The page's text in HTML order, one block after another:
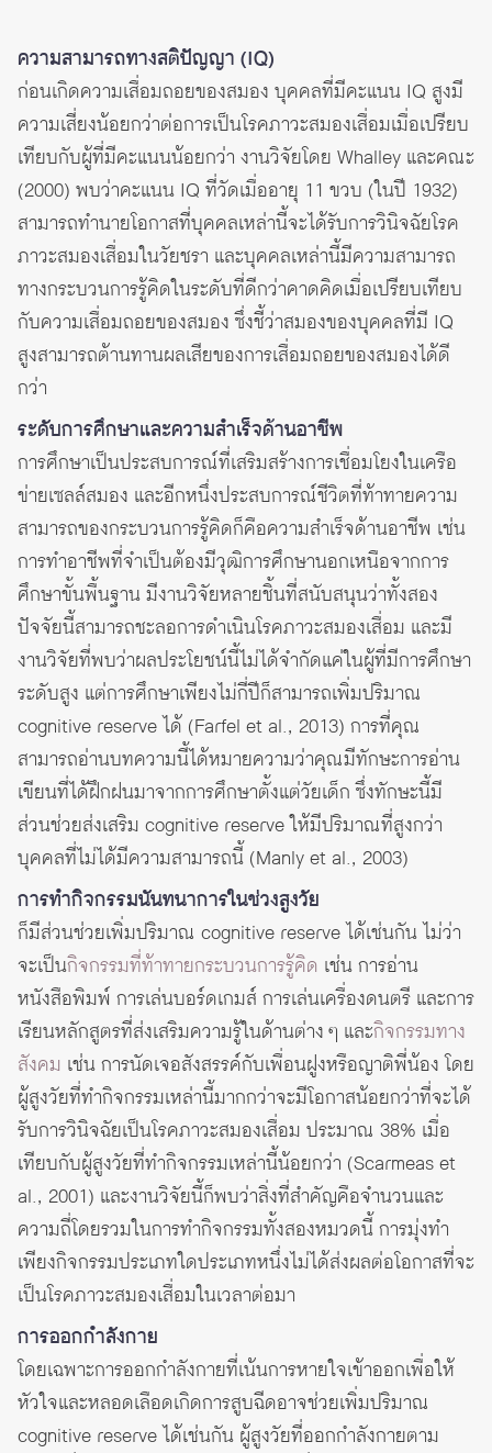
ความสามารถทางสติปัญญา (IQ)
ก่อนเกิดความเสื่อมถอยของสมอง บุคคลที่มีคะแนน IQ สูงมี
ความเสี่ยงน้อยกว่าต่อการเป็นโรคภาวะสมองเสื่อมเมื่อเปรียบ
เทียบกับผู้ที่มีคะแนนน้อยกว่า งานวิจัยโดย Whalley และคณะ
(2000) พบว่าคะแนน IQ ที่วัดเมื่ออายุ 11 ขวบ (ในปี 1932)
สามารถทำนายโอกาสที่บุคคลเหล่านี้จะได้รับการวินิจฉัยโรค
ภาวะสมองเสื่อมในวัยชรา และบุคคลเหล่านี้มีความสามารถ
ทางกระบวนการรู้คิดในระดับที่ดีกว่าคาดคิดเมื่อเปรียบเทียบ
กับความเสื่อมถอยของสมอง ซึ่งชี้ว่าสมองของบุคคลที่มี IQ
สูงสามารถต้านทานผลเสียของการเสื่อมถอยของสมองได้ดี
กว่า
ระดับการศึกษาและความสำเร็จด้านอาชีพ
การศึกษาเป็นประสบการณ์ที่เสริมสร้างการเชื่อมโยงในเครือ
ข่ายเซลล์สมอง และอีกหนึ่งประสบการณ์ชีวิตที่ท้าทายความ
สามารถของกระบวนการรู้คิดก็คือความสำเร็จด้านอาชีพ เช่น
การทำอาชีพที่จำเป็นต้องมีวุฒิการศึกษานอกเหนือจากการ
ศึกษาขั้นพื้นฐาน มีงานวิจัยหลายชิ้นที่สนับสนุนว่าทั้งสอง
ปัจจัยนี้สามารถชะลอการดำเนินโรคภาวะสมองเสื่อม และมี
งานวิจัยที่พบว่าผลประโยชน์นี้ไม่ได้จำกัดแค่ในผู้ที่มีการศึกษา
ระดับสูง แต่การศึกษาเพียงไม่กี่ปีก็สามารถเพิ่มปริมาณ
cognitive reserve ได้ (Farfel et al., 2013) การที่คุณ
สามารถอ่านบทความนี้ได้หมายความว่าคุณมีทักษะการอ่าน
เขียนที่ได้ฝึกฝนมาจากการศึกษาตั้งแต่วัยเด็ก ซึ่งทักษะนี้มี
ส่วนช่วยส่งเสริม cognitive reserve ให้มีปริมาณที่สูงกว่า
บุคคลที่ไม่ได้มีความสามารถนี้ (Manly et al., 2003)
การทำกิจกรรมนันทนาการในช่วงสูงวัย
ก็มีส่วนช่วยเพิ่มปริมาณ cognitive reserve ได้เช่นกัน ไม่ว่า
จะเป็นกิจกรรมที่ท้าทายกระบวนการรู้คิด เช่น การอ่าน
หนังสือพิมพ์ การเล่นบอร์ดเกมส์ การเล่นเครื่องดนตรี และการ
เรียนหลักสูตรที่ส่งเสริมความรู้ในด้านต่าง ๆ และกิจกรรมทาง
สังคม เช่น การนัดเจอสังสรรค์กับเพื่อนฝูงหรือญาติพี่น้อง โดย
ผู้สูงวัยที่ทำกิจกรรมเหล่านี้มากกว่าจะมีโอกาสน้อยกว่าที่จะได้
รับการวินิจฉัยเป็นโรคภาวะสมองเสื่อม ประมาณ 38% เมื่อ
เทียบกับผู้สูงวัยที่ทำกิจกรรมเหล่านี้น้อยกว่า (Scarmeas et
al., 2001) และงานวิจัยนี้ก็พบว่าสิ่งที่สำคัญคือจำนวนและ
ความถี่โดยรวมในการทำกิจกรรมทั้งสองหมวดนี้ การมุ่งทำ
เพียงกิจกรรมประเภทใดประเภทหนึ่งไม่ได้ส่งผลต่อโอกาสที่จะ
เป็นโรคภาวะสมองเสื่อมในเวลาต่อมา
การออกกำลังกาย
โดยเฉพาะการออกกำลังกายที่เน้นการหายใจเข้าออกเพื่อให้
หัวใจและหลอดเลือดเกิดการสูบฉีดอาจช่วยเพิ่มปริมาณ
cognitive reserve ได้เช่นกัน ผู้สูงวัยที่ออกกำลังกายตาม